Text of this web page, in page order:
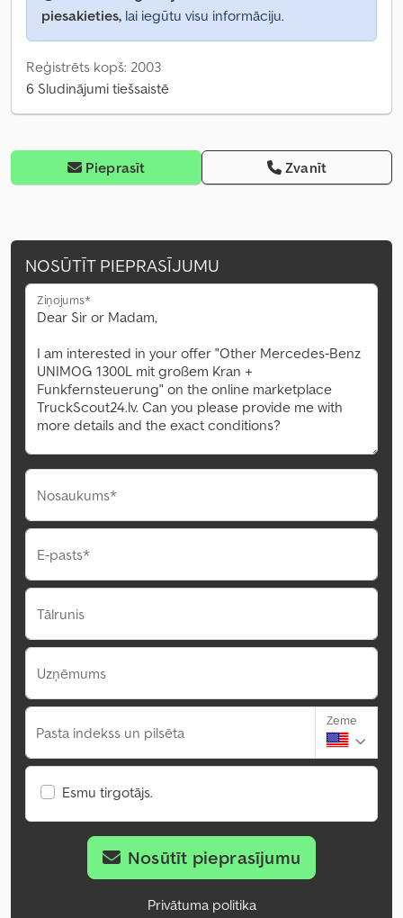
piesakieties, lai iegūtu visu informāciju.
Reģistrēts kopš: 2003
6 Sludinājumi tiešsaistē
Pieprasīt Zvanīt
NOSŪTĪT PIEPRASĪJUMU
Ziņojums*
Nosaukums*
E-pasts*
Tālrunis
Uzņēmums
Pasta indekss un pilsēta
Zeme
Esmu tirgotājs.
Nosūtīt pieprasījumu
Privātuma politika